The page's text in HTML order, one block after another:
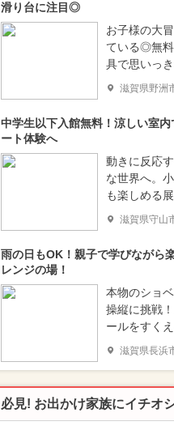
滑り台に注目◎
お子様の大
ている◎無
具で思いっ
滋賀県野洲
中学生以下入館無料！涼しい室内
ート体験へ
動きに反応
な世界へ。
も楽しめる
滋賀県守山
雨の日もOK！親子で学びながら
レンジの場！
本物のショ
操縦に挑戦
ールをすく
滋賀県長浜
必見! お出かけ家族にイチオ